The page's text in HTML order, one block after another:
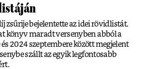
zsűrije bejelentette az idei rövidlistát.
könyv maradt versenyben abból a
2024 szeptembere között megjelent
szállt az egyik legfontosabb